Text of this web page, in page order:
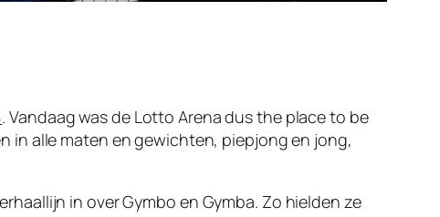
. Vandaag was de Lotto Arena dus the place to be
in alle maten en gewichten, piepjong en jong,
in over Gymbo en Gymba. Zo hielden ze